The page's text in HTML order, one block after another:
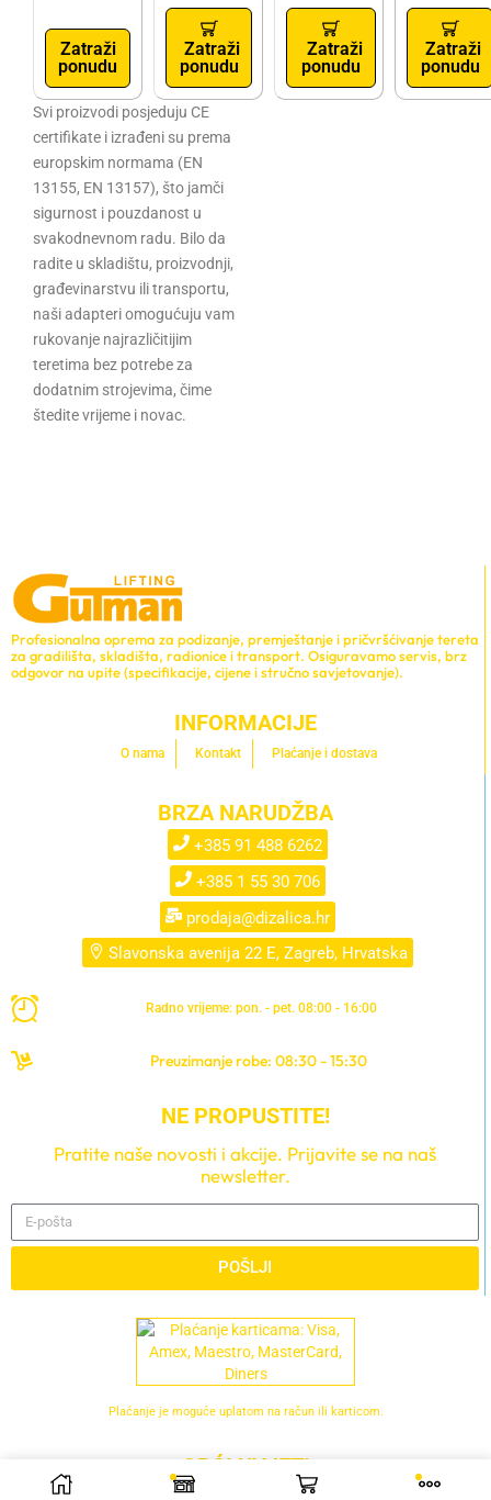
Zatraži
ponudu
Zatraži
ponudu
Zatraži
ponudu
Zatraži
ponudu
Svi proizvodi posjeduju CE
certifikate i izrađeni su prema
europskim normama (EN
13155, EN 13157), što jamči
sigurnost i pouzdanost u
svakodnevnom radu. Bilo da
radite u skladištu, proizvodnji,
građevinarstvu ili transportu,
naši adapteri omogućuju vam
rukovanje najrazličitijim
teretima bez potrebe za
dodatnim strojevima, čime
štedite vrijeme i novac.
Profesionalna oprema za podizanje, premještanje i pričvršćivanje tereta
za gradilišta, skladišta, radionice i transport. Osiguravamo servis, brz
odgovor na upite (specifikacije, cijene i stručno savjetovanje).
INFORMACIJE
O nama Kontakt Plaćanje i dostava
BRZA NARUDŽBA
+385 91 488 6262
+385 1 55 30 706
prodaja@dizalica.hr
Slavonska avenija 22 E, Zagreb, Hrvatska
Radno vrijeme: pon. - pet. 08:00 - 16:00
Preuzimanje robe: 08:30 - 15:30
NE PROPUSTITE!
Pratite naše novosti i akcije. Prijavite se na naš
newsletter.
POŠLJI
Plaćanje je moguće uplatom na račun ili karticom.
OPĆI UVJETI